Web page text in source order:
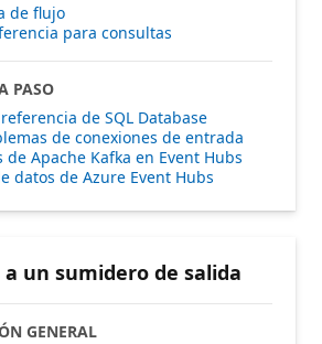
de flujo
para consultas
PASO
de SQL Database
de conexiones de entrada
de Apache Kafka en Event Hubs
datos de Azure Event Hubs
un sumidero de salida
GENERAL